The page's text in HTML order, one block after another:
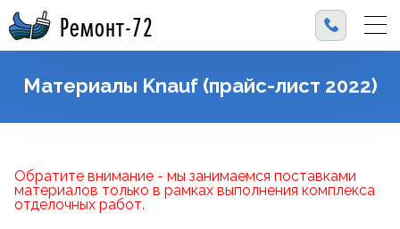
Ремонт-72
Материалы Knauf (прайс-лист 2022)
Обратите внимание - мы занимаемся поставками
материалов только в рамках выполнения комплекса
отделочных работ.